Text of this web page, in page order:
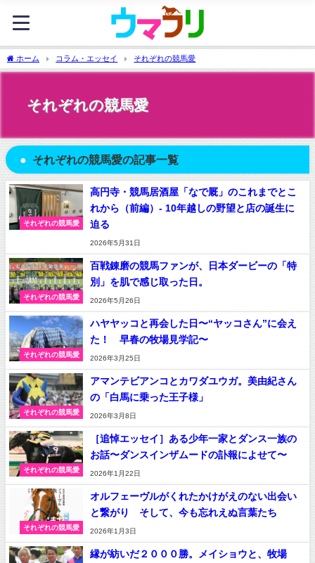
ホーム コラム・エッセイ それぞれの競馬愛
それぞれの競馬愛
それぞれの競馬愛の記事一覧
それぞれの競馬愛
高円寺・競馬居酒屋「なで厩」のこれまでとこ
れから（前編）- 10年越しの野望と店の誕生に
迫る
2026年5月31日
それぞれの競馬愛
百戦錬磨の競馬ファンが、日本ダービーの「特
別」を肌で感じ取った日。
2026年5月26日
それぞれの競馬愛
ハヤヤッコと再会した日〜“ヤッコさん”に会え
た！ 早春の牧場見学記〜
2026年3月25日
それぞれの競馬愛
アマンテビアンコとカワダユウガ。美由紀さん
の「白馬に乗った王子様」
2026年3月8日
それぞれの競馬愛
［追悼エッセイ］ある少年一家とダンス一族の
お話〜ダンスインザムードの訃報によせて〜
2026年1月22日
それぞれの競馬愛
オルフェーヴルがくれたかけがえのない出会い
と繋がり そして、今も忘れえぬ言葉たち
2026年1月3日
縁が紡いだ２０００勝。メイショウと、牧場